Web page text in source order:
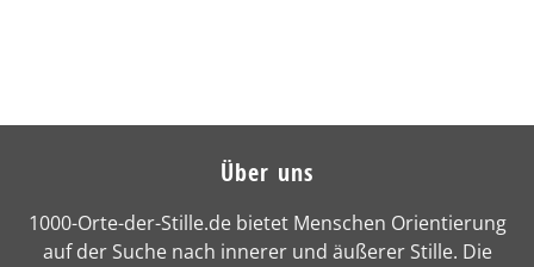
Über uns
1000-Orte-der-Stille.de bietet Menschen Orientierung
auf der Suche nach innerer und äußerer Stille. Die